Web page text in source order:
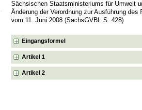
Sächsischen Staatsministeriums für Umwelt
Änderung der Verordnung zur Ausführung des
vom 11. Juni 2008 (SächsGVBl. S. 428)
Eingangsformel
Artikel 1
Artikel 2